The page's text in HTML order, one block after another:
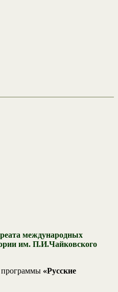
международных
им. П.И.Чайковского
программы «Русские